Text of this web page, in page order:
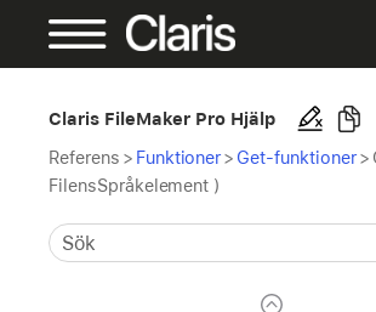
Claris FileMaker Pro Hjälp
Referens > Funktioner> Get-funktioner>
FilensSpråkelement )